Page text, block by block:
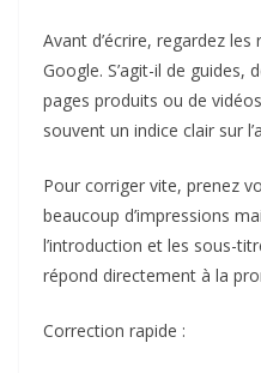
Avant d’écrire, regardez
Google. S’agit-il de guides,
pages produits ou de
souvent un indice clair sur
Pour corriger vite, prenez
beaucoup d’impressions
l’introduction et les sous-
répond directement à la
Correction rapide :